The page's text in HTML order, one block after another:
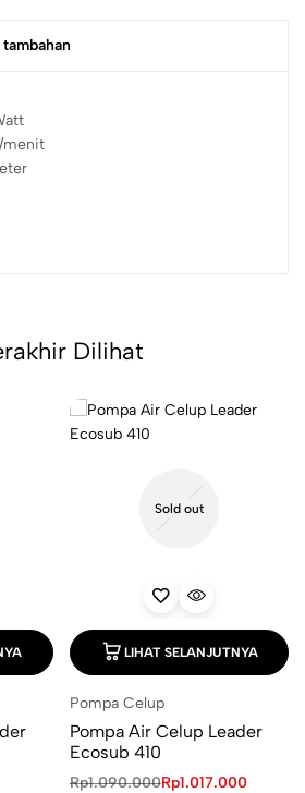
menit
Dilihat
Sold out
LIHAT SELANJUTNYA
Pompa Celup
Pompa Air Celup Leader
Ecosub 410
Rp1.090.000Rp1.017.000